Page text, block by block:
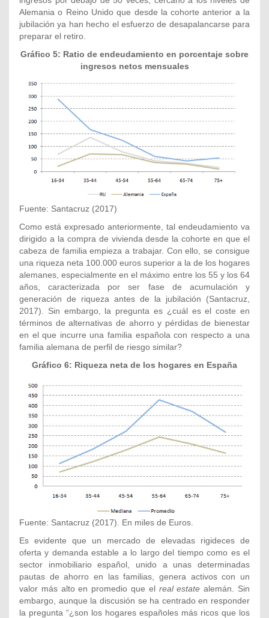
Alemania o Reino Unido que desde la cohorte anterior a la
jubilación ya han hecho el esfuerzo de desapalancarse para
preparar el retiro.
Gráfico 5: Ratio de endeudamiento en porcentaje sobre
ingresos netos mensuales
Fuente: Santacruz (2017)
Como está expresado anteriormente, tal endeudamiento va
dirigido a la compra de vivienda desde la cohorte en que el
cabeza de familia empieza a trabajar. Con ello, se consigue
una riqueza neta 100.000 euros superior a la de los hogares
alemanes, especialmente en el máximo entre los 55 y los 64
años, caracterizada por ser fase de acumulación y
generación de riqueza antes de la jubilación (Santacruz,
2017). Sin embargo, la pregunta es ¿cuál es el coste en
términos de alternativas de ahorro y pérdidas de bienestar
en el que incurre una familia española con respecto a una
familia alemana de perfil de riesgo similar?
Gráfico 6: Riqueza neta de los hogares en España
Fuente: Santacruz (2017). En miles de Euros.
Es evidente que un mercado de elevadas rigideces de
oferta y demanda estable a lo largo del tiempo como es el
sector inmobiliario español, unido a unas determinadas
pautas de ahorro en las familias, genera activos con un
valor más alto en promedio que el real estate alemán. Sin
embargo, aunque la discusión se ha centrado en responder
la pregunta “¿son los hogares españoles más ricos que los